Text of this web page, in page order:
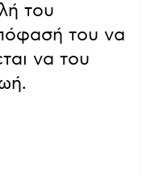
του
του να
να του